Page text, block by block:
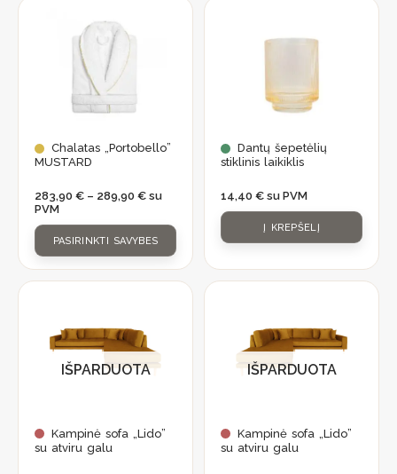
Chalatas „Portobello”
MUSTARD
283,90 € – 289,90 € su
PVM
PASIRINKTI SAVYBES
multiple
variants.
may
chosen
product
page
Dantų šepetėlių
stiklinis laikiklis
14,40 € su PVM
Į KREPŠELĮ
IŠPARDUOTA
Kampinė sofa „Lido”
su atviru galu
IŠPARDUOTA
Kampinė sofa „Lido”
su atviru galu